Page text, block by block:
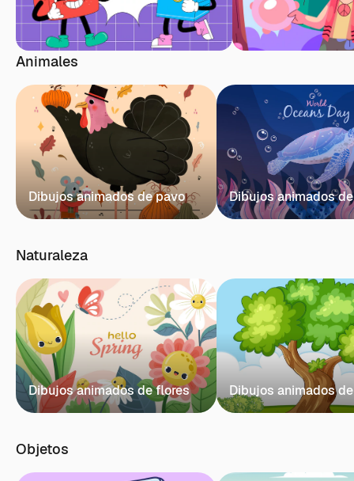
Animales
Dibujos animados de pavo Dibujos animados
Naturaleza
Dibujos animados de flores Dibujos animados
Objetos